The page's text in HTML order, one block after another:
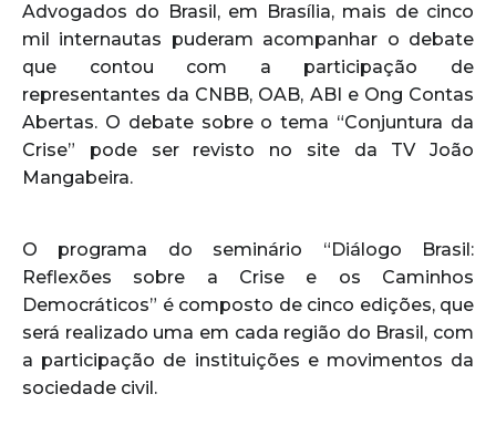
Advogados do Brasil, em Brasília, mais de cinco
mil internautas puderam acompanhar o debate
que contou com a participação de
representantes da CNBB, OAB, ABI e Ong Contas
Abertas. O debate sobre o tema “Conjuntura da
Crise” pode ser revisto no site da TV João
Mangabeira.
O programa do seminário “Diálogo Brasil:
Reflexões sobre a Crise e os Caminhos
Democráticos” é composto de cinco edições, que
será realizado uma em cada região do Brasil, com
a participação de instituições e movimentos da
sociedade civil.